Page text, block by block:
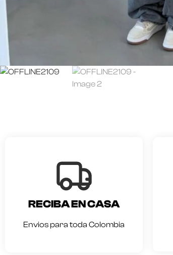
RECIBA EN CASA
Envios para toda Colombia